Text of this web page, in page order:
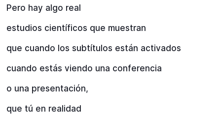
Pero hay algo real
estudios científicos que muestran
que cuando los subtítulos están activados
cuando estás viendo una conferencia
o una presentación,
que tú en realidad